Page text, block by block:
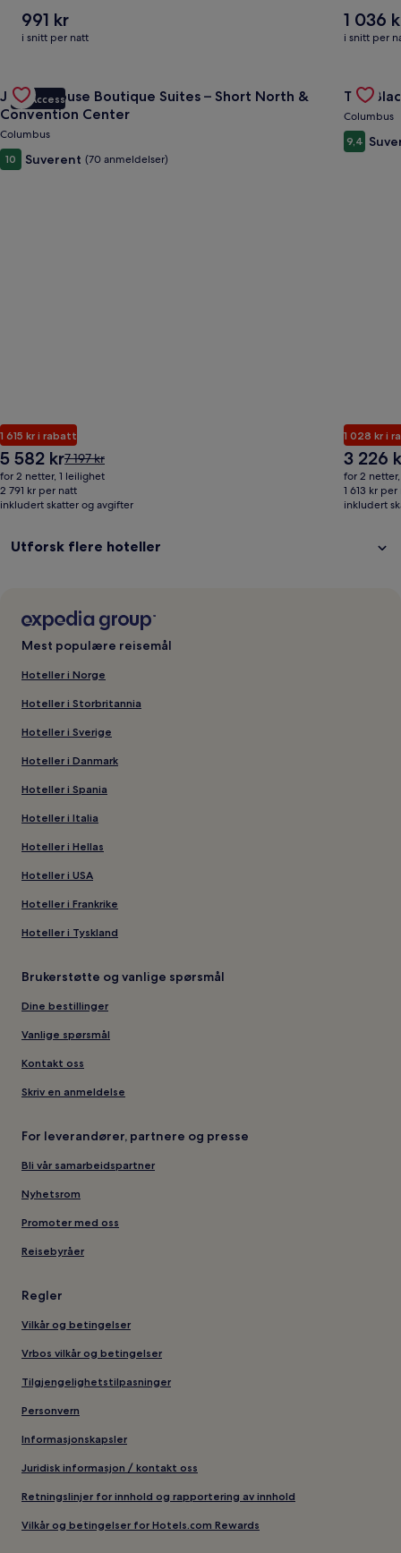
Snittprisen
per
991 kr
i snitt per natt
per
036 kr
1 036
i snitt per
Gallery
Carousel
VIP Access
Jungle House Boutique Suites – Short North &
Convention Center
Columbus
10 Suverent (70 anmeldelser)
1 615 kr i rabatt
Prisen
er
5 582 kr
5 582 krPrisen
var
7 197 kr.
Se
informasjon
om
7 197 kr
for 2 netter, 1 leilighet
2 791 kr per natt
inkludert skatter og avgifter
Gallery
The
Columbus
9,4
1 028 kr i
Prisen
er
3 226 kr
3 226
for 2
1 613 kr
inkludert
Utforsk flere hoteller
Mest populære reisemål
Hoteller i Norge
Hoteller i Storbritannia
Hoteller i Sverige
Hoteller i Danmark
Hoteller i Spania
Hoteller i Italia
Hoteller i Hellas
Hoteller i USA
Hoteller i Frankrike
Hoteller i Tyskland
Brukerstøtte og vanlige spørsmål
Dine bestillinger
Vanlige spørsmål
Kontakt oss
Skriv en anmeldelse
For leverandører, partnere og presse
Bli vår samarbeidspartner
Nyhetsrom
Promoter med oss
Reisebyråer
Regler
Vilkår og betingelser
Vrbos vilkår og betingelser
Tilgjengelighetstilpasninger
Personvern
Informasjonskapsler
Juridisk informasjon / kontakt oss
Retningslinjer for innhold og rapportering av innhold
Vilkår og betingelser for Hotels.com Rewards